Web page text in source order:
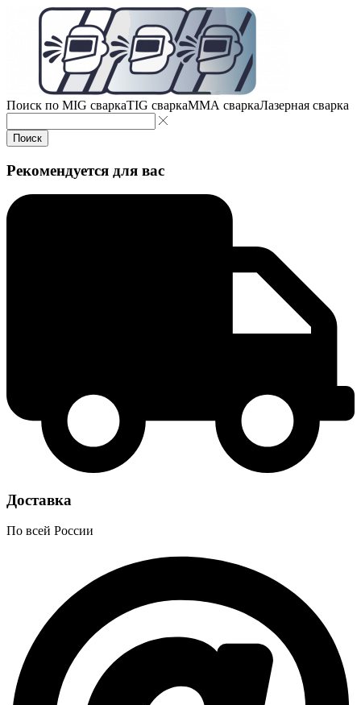
Поиск по MIG сваркаTIG сваркаMMA сваркаЛазерная сварка
Поиск
Рекомендуется для вас
Доставка
По всей России